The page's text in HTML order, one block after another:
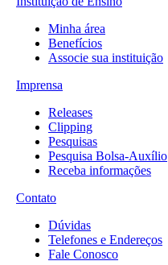
Minha área
Benefícios
Associe sua instituição
Imprensa
Releases
Clipping
Pesquisas
Pesquisa Bolsa-Auxílio
Receba informações
Contato
Dúvidas
Telefones e Endereços
Fale Conosco